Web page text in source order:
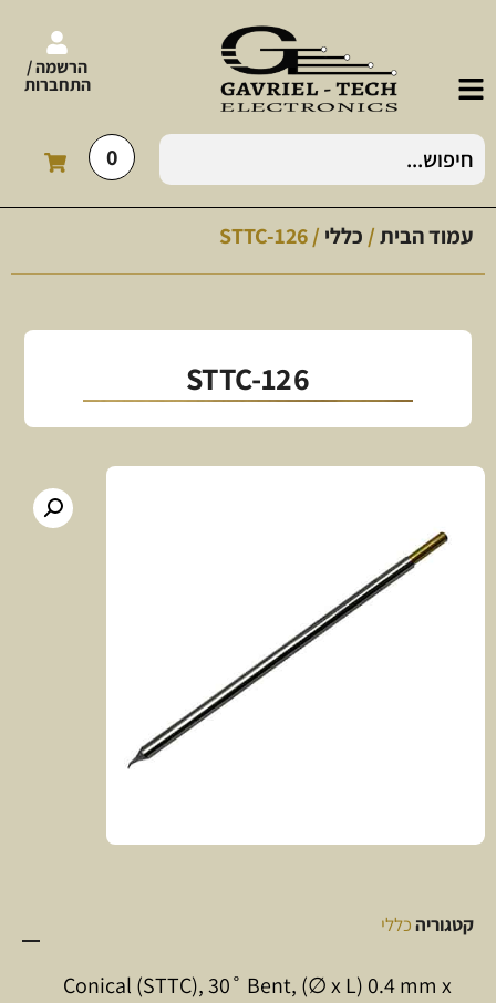
הרשמה /
התחברות
0
עמוד הבית/ כללי / STTC-126
STTC-126
קטגוריהכללי
Conical (STTC), 30˚ Bent, (∅ x L) 0.4 mm x